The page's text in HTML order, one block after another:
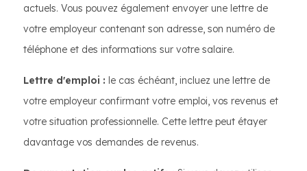
actuels. Vous pouvez également envoyer une lettre de
votre employeur contenant son adresse, son numéro de
téléphone et des informations sur votre salaire.
Lettre d'emploi : le cas échéant, incluez une lettre de
votre employeur confirmant votre emploi, vos revenus et
votre situation professionnelle. Cette lettre peut étayer
davantage vos demandes de revenus.